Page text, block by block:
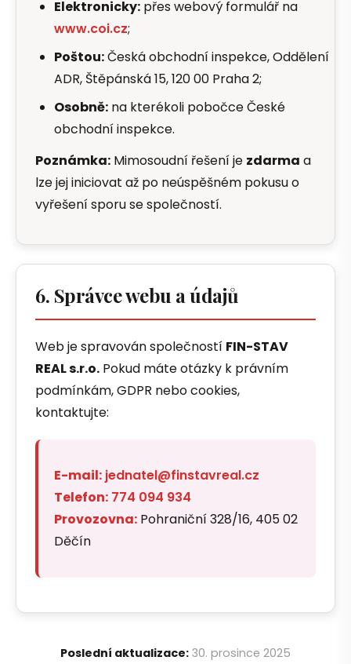
Elektronicky: přes webový formulář na
www.coi.cz;
Poštou:Česká obchodní inspekce, Oddělení
ADR, Štěpánská 15, 120 00 Praha 2;
Osobně: na kterékoli pobočce České
obchodní inspekce.
Poznámka: Mimosoudní řešení je zdarma a
lze jej iniciovat až po neúspěšném pokusu o
vyřešení sporu se společností.
6. Správce webu a údajů
Web je spravován společností FIN-STAV
REAL s.r.o. Pokud máte otázky k právním
podmínkám, GDPR nebo cookies,
kontaktujte:
E-mail: jednatel@finstavreal.cz
Telefon: 774 094 934
Provozovna: Pohraniční 328/16, 405 02
Děčín
Poslední aktualizace: 30. prosince 2025